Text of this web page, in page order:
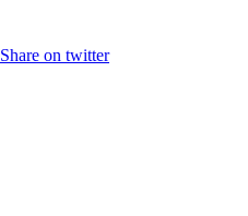
Share on twitter